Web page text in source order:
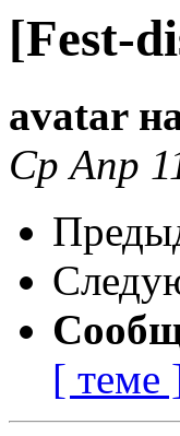
[Fest-
avatar
Ср Апр
[ теме